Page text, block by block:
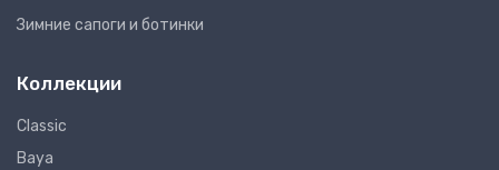
Зимние сапоги и ботинки
Коллекции
Classic
Baya